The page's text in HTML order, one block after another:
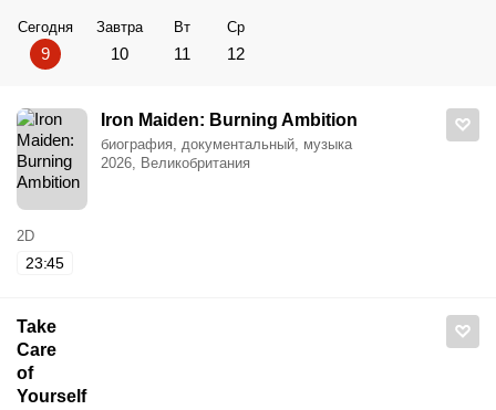
Сегодня
9
Завтра
10
Вт
11
Ср
12
Iron Maiden: Burning Ambition
биография, документальный, музыка
2026, Великобритания
2D
23:45
Take
Care
of
Yourself